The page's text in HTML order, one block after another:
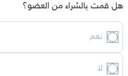
هل قمت بالشراء من العضو؟
نعم
لا